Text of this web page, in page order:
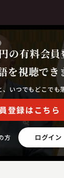
の有料会員
を視聴でき
、いつでもどこでも
登録はこちら
方 ログイン